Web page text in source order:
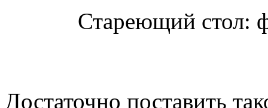
Стареющий стол:
Достаточно поставить